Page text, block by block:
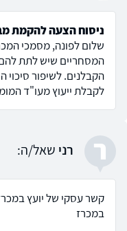
ניסוח הצעה להקמת
שלום לפונה, מסמכי
המסחריים שיש לתת
הקבלנים. לשיפור סיכוי
לקבלת ייעוץ מעו"ד
ר רני שאל/ה:
קשר עסקי של יועץ
במכרז